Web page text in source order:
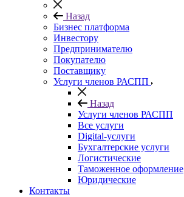
Назад
Бизнес платформа
Инвестору
Предпринимателю
Покупателю
Поставщику
Услуги членов РАСПП
Назад
Услуги членов РАСПП
Все услуги
Digital-услуги
Бухгалтерские услуги
Логистические
Таможенное оформление
Юридические
Контакты